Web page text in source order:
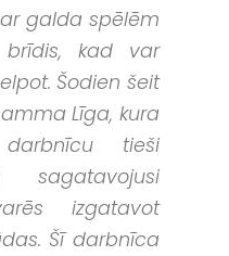
galda spēlēm
kad var
Šodien šeit
Līga, kura
tieši
sagatavojusi
izgatavot
Šī darbnīca